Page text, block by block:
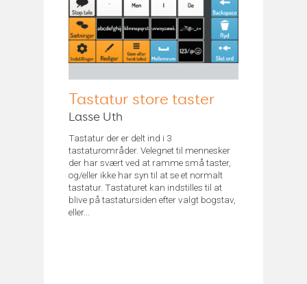
Tastatur store taster
Lasse Uth
Tastatur der er delt ind i 3
tastaturområder. Velegnet til mennesker
der har svært ved at ramme små taster,
og/eller ikke har syn til at se et normalt
tastatur. Tastaturet kan indstilles til at
blive på tastatursiden efter valgt bogstav,
eller...